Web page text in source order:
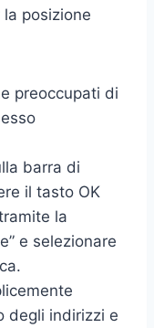
la posizione
preoccupati di
barra di
il tasto OK
la
e selezionare
degli indirizzi e